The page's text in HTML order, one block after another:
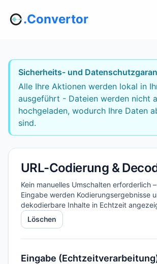
.Convertor
Sicherheits- und
Alle Ihre Aktionen werden lokal in
ausgeführt - Dateien werden nicht
hochgeladen, wodurch Ihre Daten
sind.
URL-Codierung &
Kein manuelles Umschalten erforderlich
Eingabe werden Kodierungsergebnisse
dekodierbare Inhalte in Echtzeit
Löschen
Eingabe